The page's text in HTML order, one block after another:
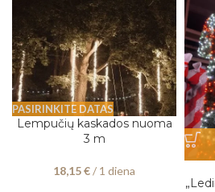
PASIRINKITE DATAS
Lempučių kaskados nuoma
3 m
18,15€/ 1 diena